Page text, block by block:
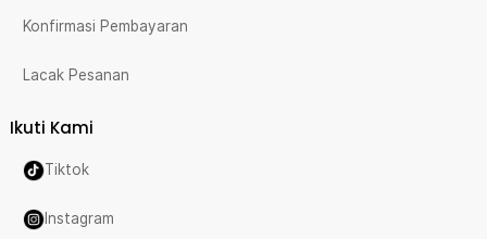
Konfirmasi Pembayaran
Lacak Pesanan
Ikuti Kami
Tiktok
Instagram